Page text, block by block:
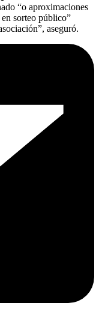
“o aproximaciones
sorteo público”
aseguró.